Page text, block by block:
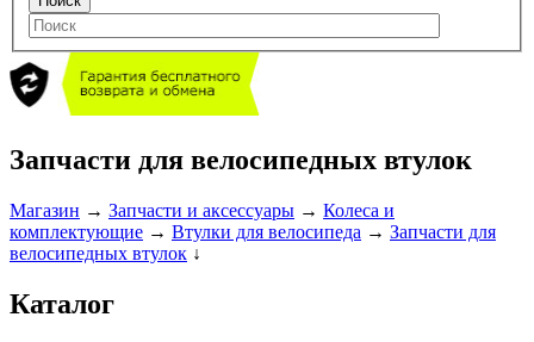
Запчасти для велосипедных втулок
Магазин → Запчасти и аксессуары → Колеса и
комплектующие → Втулки для велосипеда → Запчасти для
велосипедных втулок ↓
Каталог